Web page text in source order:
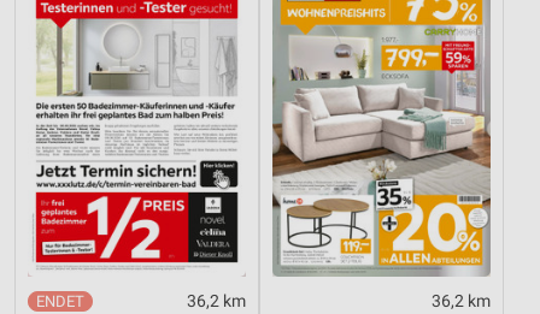
36,2 km 36,2 km